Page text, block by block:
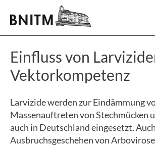
Einfluss von
Vektorkompetenz
Larvizide werden zur Eindämmung
Massenauftreten von Stechmücken
auch in Deutschland eingesetzt.
Ausbruchsgeschehen von